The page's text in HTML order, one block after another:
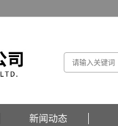
新闻动态